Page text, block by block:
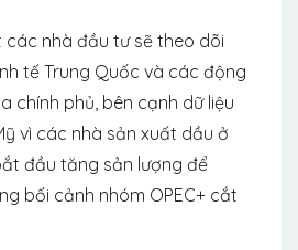
các nhà đầu tư sẽ theo dõi
tế Trung Quốc và các động
chính phủ, bên cạnh dữ liệu
vì các nhà sản xuất dầu ở
đầu tăng sản lượng để
bối cảnh nhóm OPEC+ cắt